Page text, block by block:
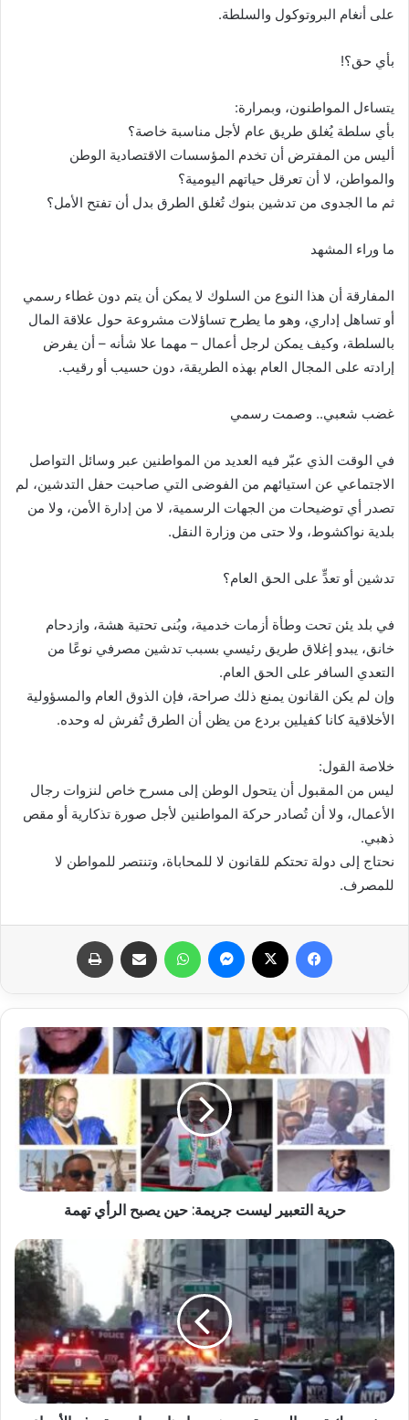
على أنغام البروتوكول والسلطة.
بأي حق؟!
يتساءل المواطنون، وبمرارة:
بأي سلطة يُغلق طريق عام لأجل مناسبة خاصة؟
أليس من المفترض أن تخدم المؤسسات الاقتصادية الوطن
والمواطن، لا أن تعرقل حياتهم اليومية؟
ثم ما الجدوى من تدشين بنوك تُغلق الطرق بدل أن تفتح الأمل؟
ما وراء المشهد
المفارقة أن هذا النوع من السلوك لا يمكن أن يتم دون غطاء رسمي
أو تساهل إداري، وهو ما يطرح تساؤلات مشروعة حول علاقة المال
بالسلطة، وكيف يمكن لرجل أعمال – مهما علا شأنه – أن يفرض
إرادته على المجال العام بهذه الطريقة، دون حسيب أو رقيب.
غضب شعبي.. وصمت رسمي
في الوقت الذي عبّر فيه العديد من المواطنين عبر وسائل التواصل
الاجتماعي عن استيائهم من الفوضى التي صاحبت حفل التدشين، لم
تصدر أي توضيحات من الجهات الرسمية، لا من إدارة الأمن، ولا من
بلدية نواكشوط، ولا حتى من وزارة النقل.
تدشين أو تعدٍّ على الحق العام؟
في بلد يئن تحت وطأة أزمات خدمية، وبُنى تحتية هشة، وازدحام
خانق، يبدو إغلاق طريق رئيسي بسبب تدشين مصرفي نوعًا من
التعدي السافر على الحق العام.
وإن لم يكن القانون يمنع ذلك صراحة، فإن الذوق العام والمسؤولية
الأخلاقية كانا كفيلين بردع من يظن أن الطرق تُفرش له وحده.
خلاصة القول:
ليس من المقبول أن يتحول الوطن إلى مسرح خاص لنزوات رجال
الأعمال، ولا أن تُصادر حركة المواطنين لأجل صورة تذكارية أو مقص
ذهبي.
نحتاج إلى دولة تحتكم للقانون لا للمحاباة، وتنتصر للمواطن لا
للمصرف.
فيسبوك ماسنجر واتساب مشاركة عبر البريد
حرية التعبير ليست جريمة: حين يصبح الرأي تهمة